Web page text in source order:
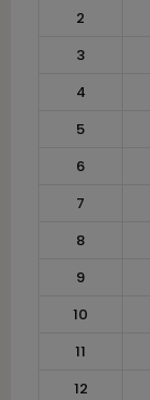
2
3
4
5
6
7
8
9
10
11
12